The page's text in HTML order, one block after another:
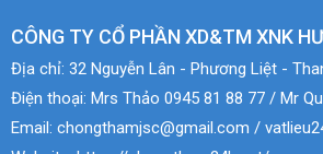
CÔNG TY CỔ PHẦN XD&TM XNK
Địa chỉ: 32 Nguyễn Lân - Phương Liệt -
Điện thoại: Mrs Thảo 0945 81 88 77 / Mr
Email: chongthamjsc@gmail.com /